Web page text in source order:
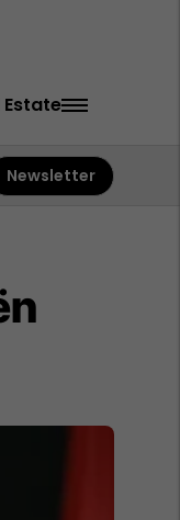
Estate
Newsletter